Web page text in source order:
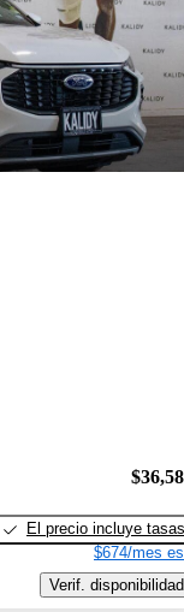
El precio incluye tasas
$674/mes
Verif. disponibilidad